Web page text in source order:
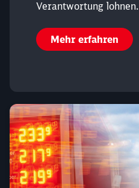
Verantwortung lohnen.
Mehr erfahren